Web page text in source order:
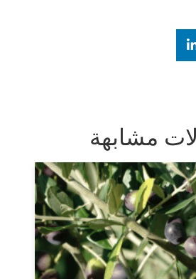
مشابهة